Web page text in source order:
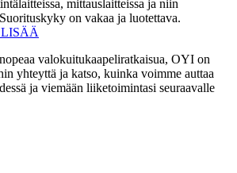
mittauslaitteissa ja niin
on vakaa ja luotettava.
valokuitukaapeliratkaisua, OYI on
yhteyttä ja katso, kuinka voimme auttaa
ja viemään liiketoimintasi seuraavalle